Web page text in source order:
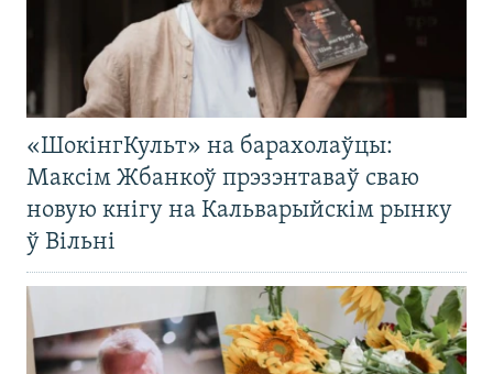
«ШокінгКульт» на барахолаўцы:
Максім Жбанкоў прэзэнтаваў сваю
новую кнігу на Кальварыйскім рынку
ў Вільні